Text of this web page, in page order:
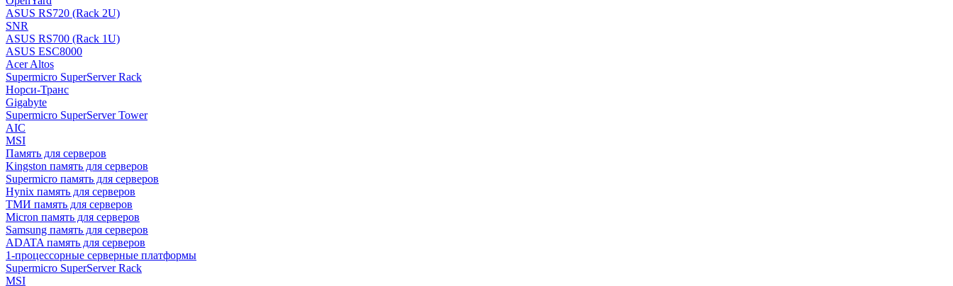
ASUS RS720 (Rack 2U)
SNR
ASUS RS700 (Rack 1U)
ASUS ESC8000
Acer Altos
Supermicro SuperServer Rack
Норси-Транс
Gigabyte
Supermicro SuperServer Tower
AIC
MSI
Память для серверов
Kingston память для серверов
Supermicro память для серверов
Hynix память для серверов
ТМИ память для серверов
Micron память для серверов
Samsung память для серверов
ADATA память для серверов
1-процессорные серверные платформы
Supermicro SuperServer Rack
MSI